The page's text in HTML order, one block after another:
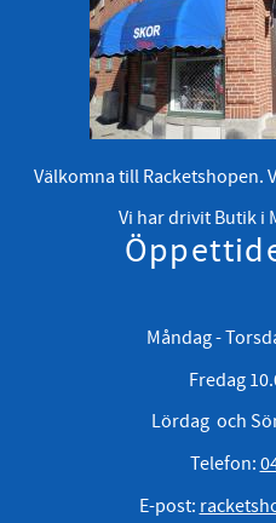
Välkomna till Racketshopen.
Vi har drivit Butik i
Måndag -
Fredag
Lördag och
Telefon:
E-post: